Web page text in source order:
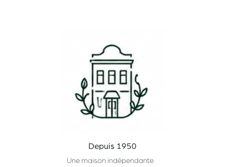
Depuis 1950
Une maison indépendante